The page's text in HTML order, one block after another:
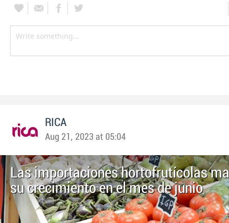
RICA
Aug 21, 2023 at 05:04
Las importaciones hortofrutícolas
su crecimiento en el mes de junio